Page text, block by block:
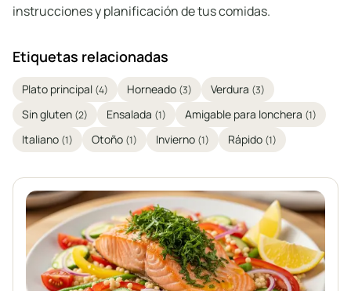
instrucciones y planificación de tus comidas.
Etiquetas relacionadas
Plato principal (4) Horneado (3) Verdura (3)
Sin gluten (2) Ensalada (1) Amigable para lonchera (1)
Italiano (1) Otoño (1) Invierno (1) Rápido (1)